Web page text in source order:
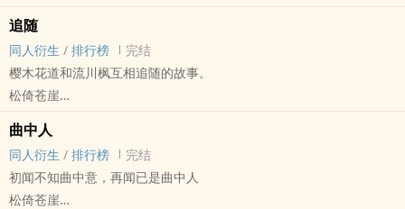
完结
追随
同人衍生 / 排行榜
完结
樱木花道和流川枫互相追随的故事。
松倚苍崖
曲中人
同人衍生 / 排行榜
完结
初闻不知曲中意，再闻已是曲中人
松倚苍崖